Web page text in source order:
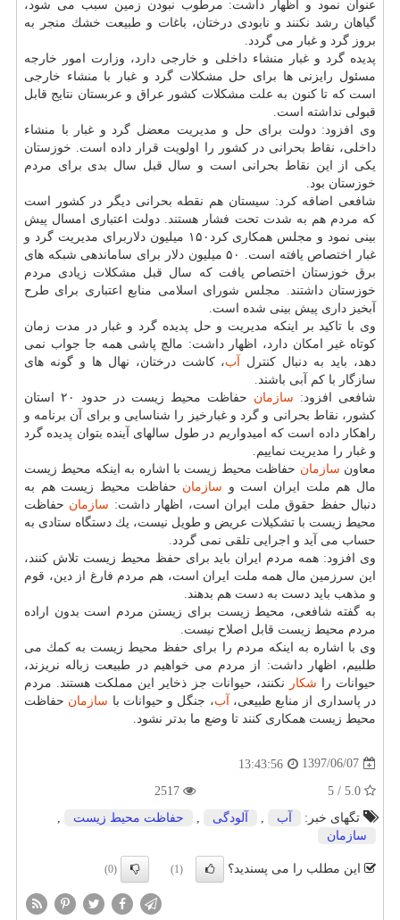
عنوان نمود و اظهار داشت: مرطوب نبودن زمین سبب می شود،
گیاهان رشد نكنند و نابودی درختان، باغات و طبیعت خشك منجر به
بروز گرد و غبار می گردد.
پدیده گرد و غبار منشاء داخلی و خارجی دارد، وزارت امور خارجه
مسئول رایزنی ها برای حل مشكلات گرد و غبار با منشاء خارجی
است كه تا كنون به علت مشكلات كشور عراق و عربستان نتایج قابل
قبولی نداشته است.
وی افزود: دولت برای حل و مدیریت معضل گرد و غبار با منشاء
داخلی، نقاط بحرانی در كشور را اولویت قرار داده است. خوزستان
یكی از این نقاط بحرانی است و سال قبل سال بدی برای مردم
خوزستان بود.
شافعی اضافه كرد: سیستان هم نقطه بحرانی دیگر در كشور است
كه مردم هم به شدت تحت فشار هستند. دولت اعتباری امسال پیش
بینی نمود و مجلس همكاری كرد۱۵۰ میلیون دلاربرای مدیریت گرد و
غبار اختصاص یافته است. ۵۰ میلیون دلار برای ساماندهی شبكه های
برق خوزستان اختصاص یافت كه سال قبل مشكلات زیادی مردم
خوزستان داشتند. مجلس شورای اسلامی منابع اعتباری برای طرح
آبخیز داری پیش بینی شده است.
وی با تاكید بر اینكه مدیریت و حل پدیده گرد و غبار در مدت زمان
كوتاه غیر امكان دارد، اظهار داشت: مالچ پاشی همه جا جواب نمی
دهد، باید به دنبال كنترل
آب، كاشت درختان، نهال ها و گونه های
سازگار با كم آبی باشند.
شافعی افزود: سازمان
حفاظت محیط زیست در حدود ۲۰ استان
كشور، نقاط بحرانی و گرد و غبارخیز را شناسایی و برای آن برنامه و
راهكار داده است كه امیدواریم در طول سالهای آینده بتوان پدیده گرد
و غبار را مدیریت نماییم.
معاون سازمان حفاظت محیط زیست با اشاره به اینكه محیط زیست
مال هم ملت ایران است و سازمان حفاظت محیط زیست هم به
دنبال حفظ حقوق ملت ایران است، اظهار داشت: سازمان حفاظت
محیط زیست با تشكیلات عریض و طویل نیست، یك دستگاه ستادی به
حساب می آید و اجرایی تلقی نمی گردد.
وی افزود: همه مردم ایران باید برای حفظ محیط زیست تلاش كنند،
این سرزمین مال همه ملت ایران است، هم مردم فارغ از دین، قوم
و مذهب باید دست به دست هم بدهند.
به گفته شافعی، محیط زیست برای زیستن مردم است بدون اراده
مردم محیط زیست قابل اصلاح نیست.
وی با اشاره به اینكه مردم را برای حفظ محیط زیست به كمك می
طلبیم، اظهار داشت: از مردم می خواهیم در طبیعت زباله نریزند،
حیوانات را شكار
نكنند، حیوانات جز ذخایر این مملكت هستند. مردم
در پاسداری از منابع طبیعی،
آب، جنگل و حیوانات با سازمان حفاظت
محیط زیست همكاری كنند تا وضع ما بدتر نشود.
1397/06/07
13:43:56
تگهای خبر:
آب , آلودگی , حفاظت محیط زیست
,
سازمان
این مطلب را می پسندید؟ (1)
(0)